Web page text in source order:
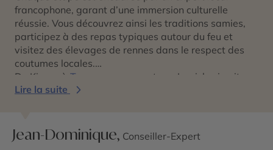
francophone, garant d’une immersion culturelle
réussie. Vous découvrez ainsi les traditions samies,
participez à des repas typiques autour du feu et
visitez des élevages de rennes dans le respect des
coutumes locales.
De Kiruna à Tromsø
en passant par Inari, le circuit
vous plonge dans une ambiance authentique. Et si
encore plus magique par les conseils de votre guide.
Que vous soyez en couple, en famille ou entre amis,
Lire la suite
Jean-Dominique, Conseiller-Expert